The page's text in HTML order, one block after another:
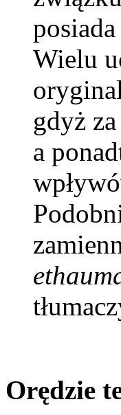
Wielu
gdyż
a
Orędzie